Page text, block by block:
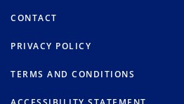
CONTACT
PRIVACY POLICY
TERMS AND CONDITIONS